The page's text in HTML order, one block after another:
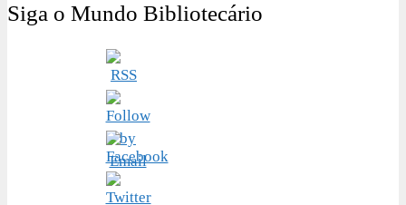
Siga o Mundo Bibliotecário